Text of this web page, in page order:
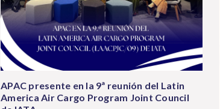
APAC presente en la 9ª reunión del Latin
America Air Cargo Program Joint Council